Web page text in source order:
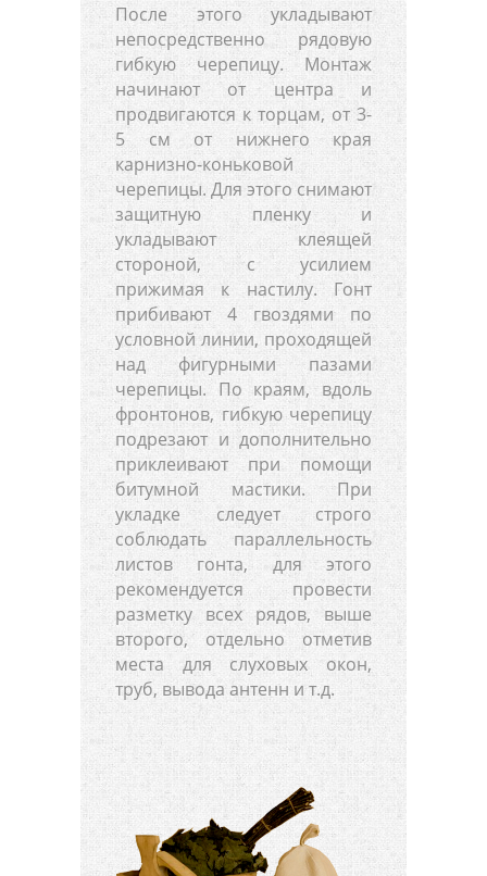
После этого укладывают
непосредственно рядовую
гибкую черепицу. Монтаж
начинают от центра и
продвигаются к торцам, от 3-
5 см от нижнего края
карнизно-коньковой
черепицы. Для этого снимают
защитную пленку и
укладывают клеящей
стороной, с усилием
прижимая к настилу. Гонт
прибивают 4 гвоздями по
условной линии, проходящей
над фигурными пазами
черепицы. По краям, вдоль
фронтонов, гибкую черепицу
подрезают и дополнительно
приклеивают при помощи
битумной мастики. При
укладке следует строго
соблюдать параллельность
листов гонта, для этого
рекомендуется провести
разметку всех рядов, выше
второго, отдельно отметив
места для слуховых окон,
труб, вывода антенн и т.д.